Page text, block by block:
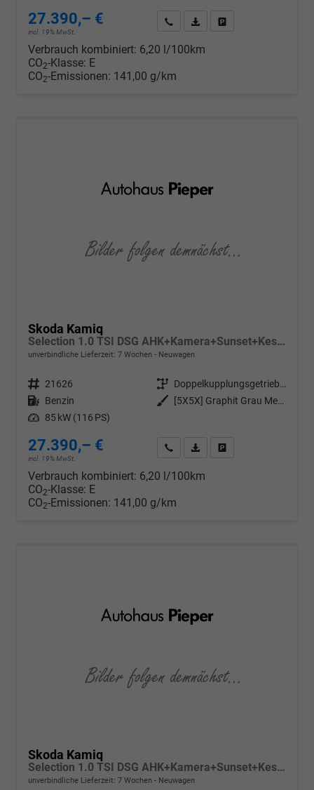
27.390,– €
incl. 19% MwSt.
Wir rufen Sie anPDF-Datei, Fahrzeugexposé
Verbrauch kombiniert: 6,20 l/100km
CO2-Klasse: E
CO2-Emissionen: 141,00 g/km
Skoda Kamiq
Selection 1.0 TSI DSG AHK+Kamera+Sunset+Kessy+AppConnect+Sitzheiz+Alu16+GV4
unverbindliche Lieferzeit: 7 Wochen Neuwagen
Fahrzeugnr. 21626 Getriebe
Doppelkupplungsgetriebe (DSG)
Kraftstoff Benzin Außenfarbe
[5X5X] Graphit Grau Metallic
Leistung 85 kW (116 PS)
27.390,– €
incl. 19% MwSt.
Wir rufen Sie anPDF-Datei, Fahrzeugexposé
Verbrauch kombiniert: 6,20 l/100km
CO2-Klasse: E
CO2-Emissionen: 141,00 g/km
Skoda Kamiq
Selection 1.0 TSI DSG AHK+Kamera+Sunset+Kessy+AppConnect+Sitzheiz+Alu16+GV4
unverbindliche Lieferzeit: 7 Wochen Neuwagen